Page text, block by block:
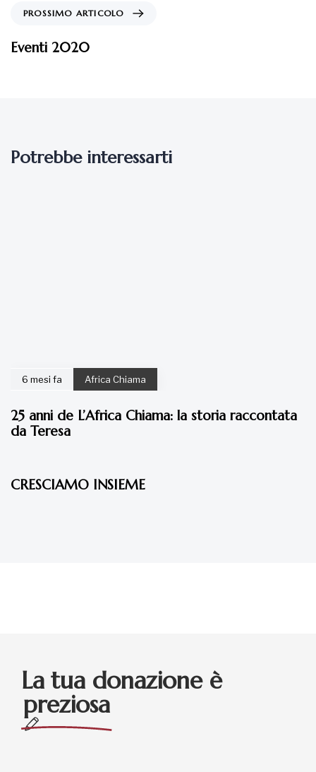
PROSSIMO ARTICOLO
Eventi 2020
Potrebbe interessarti
6 mesi fa Africa Chiama
25 anni de L’Africa Chiama: la storia raccontata
da Teresa
CRESCIAMO INSIEME
La tua donazione è
preziosa